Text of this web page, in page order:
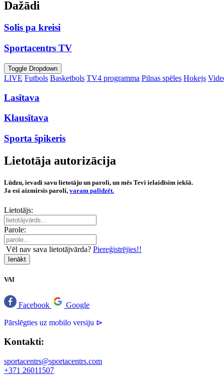
Dažādi
Solis pa kreisi
Sportacentrs TV
Toggle Dropdown
LIVE Futbols Basketbols TV4 programma Pilnas spēles Hokejs
Lasītava
Klausītava
Sporta špikeris
Lietotāja autorizācija
Lūdzu, ievadi savu lietotāju un paroli, un mēs Tevi ielaidīsim iekšā.
Ja esi aizmirsis paroli, varam palīdzēt.
Lietotājs:
Parole:
Vēl nav sava lietotājvārda? Piereģistrējies!!
Ienākt
VAI
Facebook Google
Pārslēgties uz mobilo versiju ⊳
Kontakti:
sportacentrs@sportacentrs.com
+371 26011507